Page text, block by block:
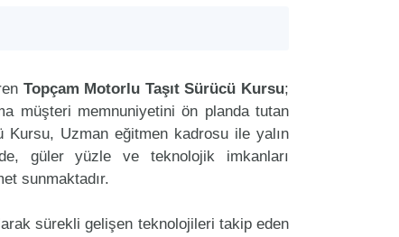
Topçam Motorlu Taşıt Sürücü Kursu;
müşteri memnuniyetini ön planda tutan
Kursu, Uzman eğitmen kadrosu ile yalın
güler yüzle ve teknolojik imkanları
sunmaktadır.
sürekli gelişen teknolojileri takip eden